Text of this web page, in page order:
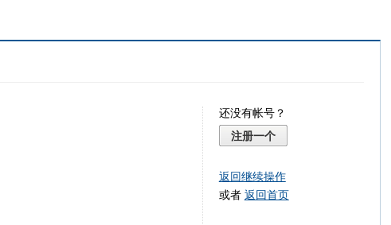
还没有帐号？
注册一个
返回继续操作
或者 返回首页